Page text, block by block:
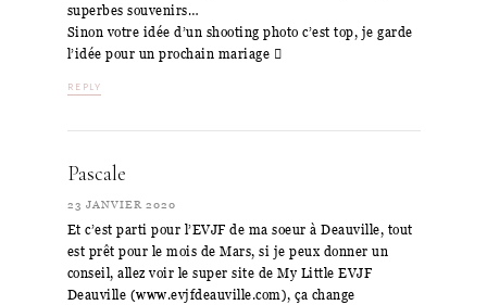
superbes souvenirs…
Sinon votre idée d’un shooting photo c’est top, je garde
l’idée pour un prochain mariage 
REPLY
Pascale
23 JANVIER 2020
Et c’est parti pour l’EVJF de ma soeur à Deauville, tout
est prêt pour le mois de Mars, si je peux donner un
conseil, allez voir le super site de My Little EVJF
Deauville (www.evjfdeauville.com), ça change